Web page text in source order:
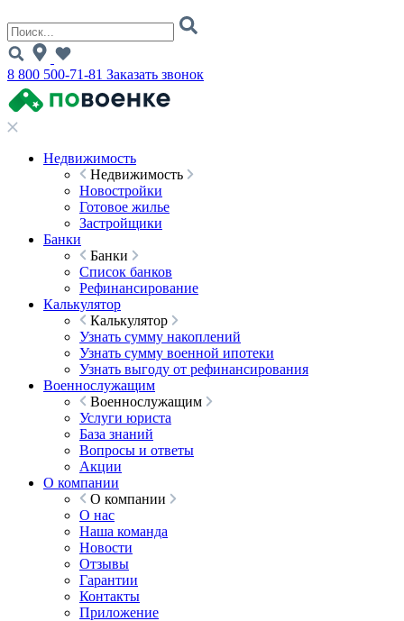
8 800 500-71-81 Заказать звонок
Недвижимость
Недвижимость
Новостройки
Готовое жилье
Застройщики
Банки
Банки
Список банков
Рефинансирование
Калькулятор
Калькулятор
Узнать сумму накоплений
Узнать сумму военной ипотеки
Узнать выгоду от рефинансирования
Военнослужащим
Военнослужащим
Услуги юриста
База знаний
Вопросы и ответы
Акции
О компании
О компании
О нас
Наша команда
Новости
Отзывы
Гарантии
Контакты
Приложение